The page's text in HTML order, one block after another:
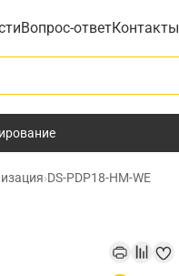
Вопрос-ответКонтакты
›DS-PDP18-HM-WE